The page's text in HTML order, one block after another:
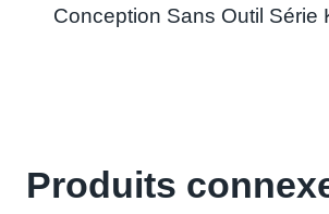
Conception Sans Outil Série
Produits